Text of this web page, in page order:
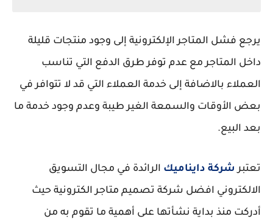
يرجع فشل المتاجر الإلكترونية إلى وجود منتجات قليلة
داخل المتاجر مع عدم توفر طرق الدفع التي تناسب
العملاء بالاضافة إلى خدمة العملاء التي قد لا تتوافر في
بعض الأوقات والسمعة الغير طيبة وعدم وجود خدمة ما
بعد البيع.
تعتبر شركة دايناميك الرائدة في مجال التسويق
الالكتروني افضل شركة تصميم متاجر الكترونية حيث
أدركت منذ بداية نشأتها على أهمية ما تقوم به من